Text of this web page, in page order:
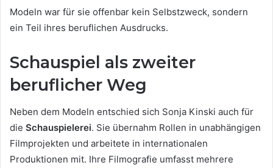
Modeln war für sie offenbar kein Selbstzweck, sondern
ein Teil ihres beruflichen Ausdrucks.
Schauspiel als zweiter
beruflicher Weg
Neben dem Modeln entschied sich Sonja Kinski auch für
die Schauspielerei. Sie übernahm Rollen in unabhängigen
Filmprojekten und arbeitete in internationalen
Produktionen mit. Ihre Filmografie umfasst mehrere